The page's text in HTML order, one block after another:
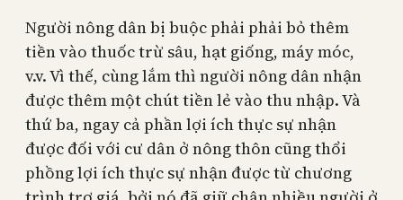
Người nông dân bị buộc phải phải bỏ thêm
tiền vào thuốc trừ sâu, hạt giống, máy móc,
v.v. Vì thế, cùng lắm thì người nông dân nhận
được thêm một chút tiền lẻ vào thu nhập. Và
thứ ba, ngay cả phần lợi ích thực sự nhận
được đối với cư dân ở nông thôn cũng thổi
phồng lợi ích thực sự nhận được từ chương